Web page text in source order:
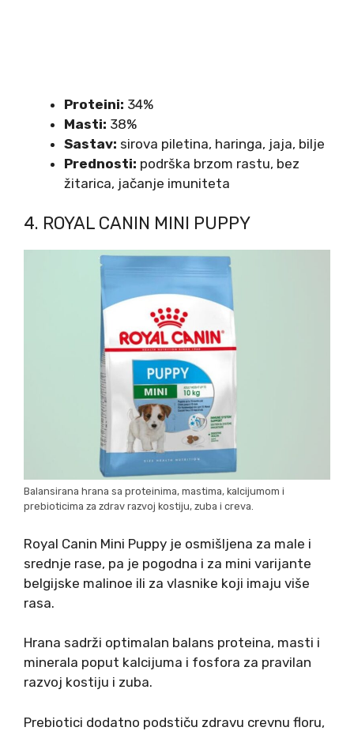
Proteini: 34%
Masti: 38%
Sastav: sirova piletina, haringa, jaja, bilje
Prednosti: podrška brzom rastu, bez
žitarica, jačanje imuniteta
4. ROYAL CANIN MINI PUPPY
Balansirana hrana sa proteinima, mastima, kalcijumom i
prebioticima za zdrav razvoj kostiju, zuba i creva.
Royal Canin Mini Puppy je osmišljena za male i
srednje rase, pa je pogodna i za mini varijante
belgijske malinoe ili za vlasnike koji imaju više
rasa.
Hrana sadrži optimalan balans proteina, masti i
minerala poput kalcijuma i fosfora za pravilan
razvoj kostiju i zuba.
Prebiotici dodatno podstiču zdravu crevnu floru,